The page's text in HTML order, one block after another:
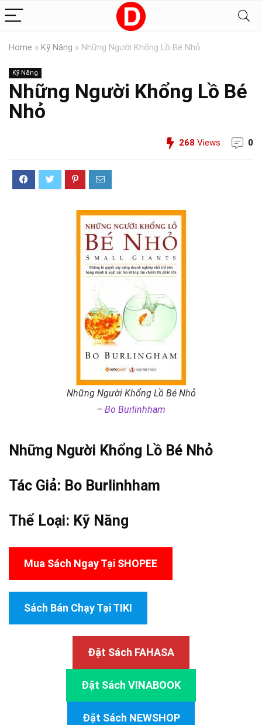
Home » Kỹ Năng » Những Người Khổng Lồ Bé Nhỏ
Kỹ Năng
Những Người Khổng Lồ Bé
Nhỏ
268 Views 0
Những Người Khổng Lồ Bé Nhỏ
– Bo Burlinhham
Những Người Khổng Lồ Bé Nhỏ
Tác Giả: Bo Burlinhham
Thể Loại: Kỹ Năng
Mua Sách Ngay Tại SHOPEE
Sách Bán Chạy Tại TIKI
Đặt Sách FAHASA
Đặt Sách VINABOOK
Đặt Sách NEWSHOP